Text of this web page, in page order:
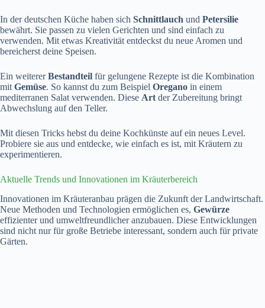
In der deutschen Küche haben sich Schnittlauch und Petersilie
bewährt. Sie passen zu vielen Gerichten und sind einfach zu
verwenden. Mit etwas Kreativität entdeckst du neue Aromen und
bereicherst deine Speisen.
Ein weitererBestandteil für gelungene Rezepte ist die Kombination
mit Gemüse. So kannst du zum Beispiel Oregano in einem
mediterranen Salat verwenden. Diese Art der Zubereitung bringt
Abwechslung auf den Teller.
Mit diesen Tricks hebst du deine Kochkünste auf ein neues Level.
Probiere sie aus und entdecke, wie einfach es ist, mit Kräutern zu
experimentieren.
Aktuelle Trends und Innovationen im Kräuterbereich
Innovationen im Kräuteranbau prägen die Zukunft der Landwirtschaft.
Neue Methoden und Technologien ermöglichen es, Gewürze
effizienter und umweltfreundlicher anzubauen. Diese Entwicklungen
sind nicht nur für große Betriebe interessant, sondern auch für private
Gärten.